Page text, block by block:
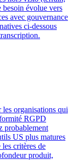
évolue vers
avec gouvernance
ci-dessous
organisations qui
RGPD
probablement
US plus matures
critères de
produit,